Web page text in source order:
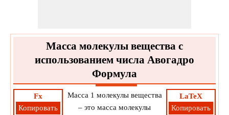
Масса молекулы вещества с
использованием числа Авогадро
Формула
Fx
Копировать
LaTeX
Копировать
Масса 1 молекулы вещества
– это масса молекулы